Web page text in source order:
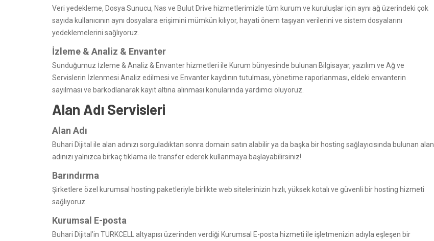
Veri yedekleme, Dosya Sunucu, Nas ve Bulut Drive hizmetlerimizle tüm kurum ve kuruluşlar için aynı ağ üzerindeki çok
sayıda kullanıcının aynı dosyalara erişimini mümkün kılıyor, hayati önem taşıyan verilerini ve sistem dosyalarını
yedeklemelerini sağlıyoruz.
İzleme & Analiz & Envanter
Sunduğumuz İzleme & Analiz & Envanter hizmetleri ile Kurum bünyesinde bulunan Bilgisayar, yazılım ve Ağ ve
Servislerin İzlenmesi Analiz edilmesi ve Envanter kaydının tutulması, yönetime raporlanması, eldeki envanterin
sayılması ve barkodlanarak kayıt altına alınması konularında yardımcı oluyoruz.
Alan Adı Servisleri
Alan Adı
Buhari Dijital ile alan adınızı sorguladıktan sonra domain satın alabilir ya da başka bir hosting sağlayıcısında bulunan alan
adınızı yalnızca birkaç tıklama ile transfer ederek kullanmaya başlayabilirsiniz!
Barındırma
Şirketlere özel kurumsal hosting paketleriyle birlikte web sitelerinizin hızlı, yüksek kotalı ve güvenli bir hosting hizmeti
sağlıyoruz.
Kurumsal E-posta
Buhari Dijital’in TURKCELL altyapısı üzerinden verdiği Kurumsal E-posta hizmeti ile işletmenizin adıyla eşleşen bir